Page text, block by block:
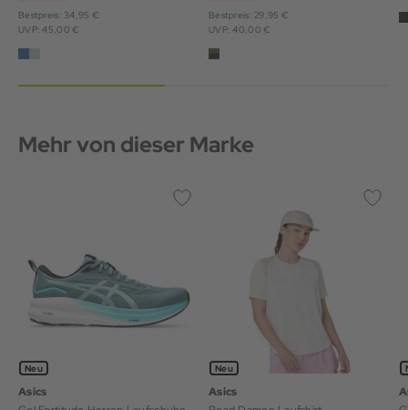
Bestpreis: 34,95 €
UVP: 45,00 €
Bestpreis: 29,95 €
UVP: 40,00 €
Mehr von dieser Marke
Neu
Asics
Neu
Asics